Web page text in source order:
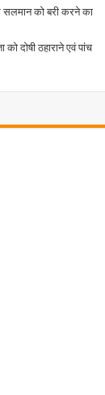
सलमान को बरी करने का
दोषी ठहाराने एवं पांच